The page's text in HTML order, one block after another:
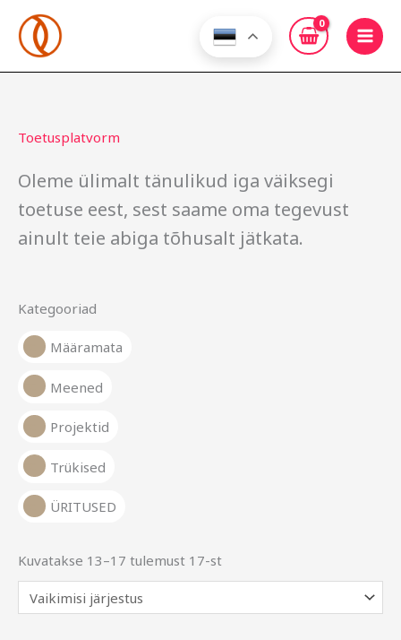
content
Toetusplatvorm
Oleme ülimalt tänulikud iga väiksegi
toetuse eest, sest saame oma tegevust
ainult teie abiga tõhusalt jätkata.
Kategooriad
Määramata
Meened
Projektid
Trükised
ÜRITUSED
Kuvatakse 13–17 tulemust 17-st